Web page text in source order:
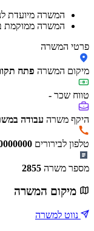
המשרה מיועדת
המשרה ממוקמת
פרטי המשרה
מיקום המשרה פתח
טווח שכר -
היקף משרה עבודה
טלפון לבירורים
מספר משרה 2855
מיקום המשרה
נווט למשרה